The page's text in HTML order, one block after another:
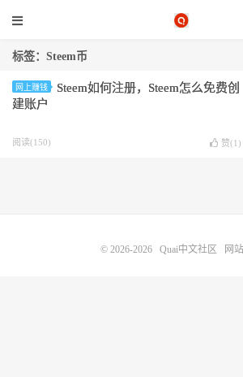
标签：Steem币
网上赚钱
Steem如何注册，Steem怎么免费创
建账户
阅读(150) 赞(1 )
© 2026-2026 Quai中文社区 网